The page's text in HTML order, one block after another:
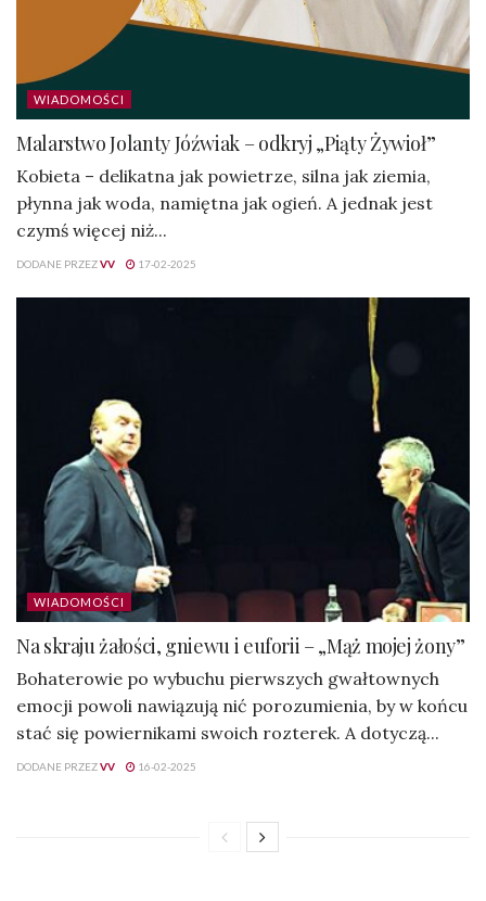
WIADOMOŚCI
Malarstwo Jolanty Jóźwiak – odkryj „Piąty Żywioł”
Kobieta – delikatna jak powietrze, silna jak ziemia,
płynna jak woda, namiętna jak ogień. A jednak jest
czymś więcej niż...
DODANE PRZEZVV 17-02-2025
WIADOMOŚCI
Na skraju żałości, gniewu i euforii – „Mąż mojej żony”
Bohaterowie po wybuchu pierwszych gwałtownych
emocji powoli nawiązują nić porozumienia, by w końcu
stać się powiernikami swoich rozterek. A dotyczą...
DODANE PRZEZVV 16-02-2025